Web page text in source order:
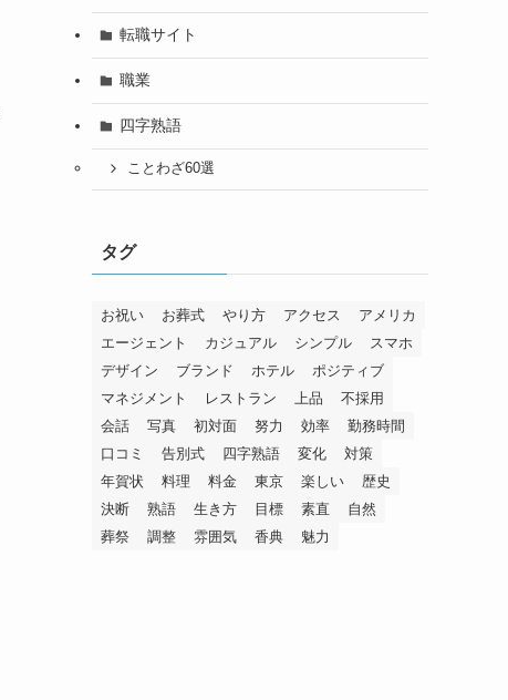
転職サイト
職業
四字熟語
ことわざ60選
タグ
お祝い お葬式 やり方 アクセス
アメリカ
エージェント
カジュアル シンプル
スマホ
デザイン
ブランド ホテル
ポジティブ
マネジメント
レストラン 上品
不採用
会話
写真 初対面 努力 効率
勤務時間
口コミ
告別式 四字熟語 変化
対策
年賀状
料理 料金 東京 楽しい
歴史
決断
熟語 生き方 目標 素直
自然
葬祭
調整 雰囲気 香典 魅力